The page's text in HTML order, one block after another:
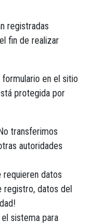
registradas
fin de realizar
en el sitio
protegida por
transferimos
autoridades
requieren datos
registro, datos del
sistema para